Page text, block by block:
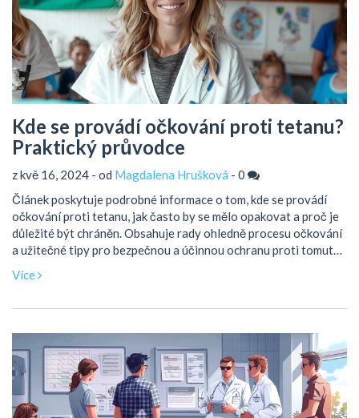
Kde se provádí očkování proti tetanu?
Praktický průvodce
z kvě 16, 2024 - od Magdalena Hrušková - 0
Článek poskytuje podrobné informace o tom, kde se provádí
očkování proti tetanu, jak často by se mělo opakovat a proč je
důležité být chráněn. Obsahuje rady ohledně procesu očkování
a užitečné tipy pro bezpečnou a účinnou ochranu proti tomuto
prevenci.
Více